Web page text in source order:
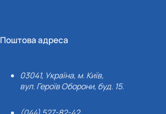
Поштова адреса
03041, Україна, м. Київ,
вул. Героїв Оборони, буд. 15.